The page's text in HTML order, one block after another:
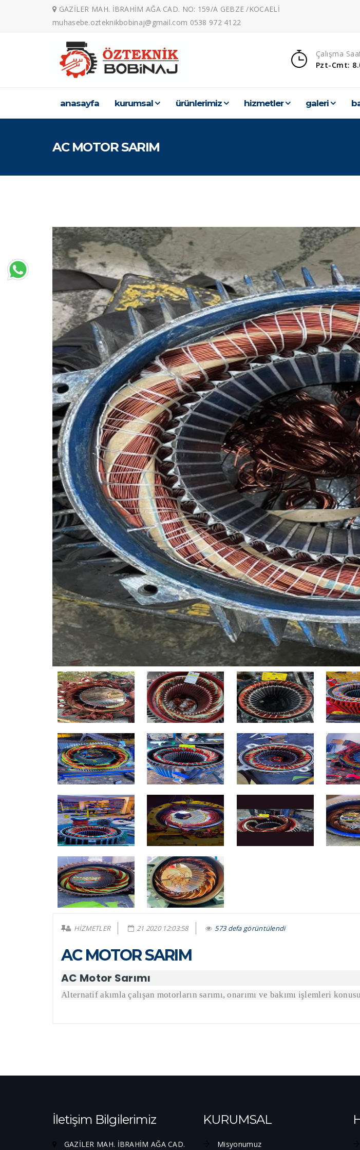
GAZİLER MAH. İBRAHİM AĞA CAD. NO: 159/A GEBZE /KOCAELİ
muhasebe.ozteknikbobinaj@gmail.com 0538 972 4122
Çalışma
Pzt-Cmt:
anasayfa kurumsal ürünleri̇mi̇z hi̇zmetler galeri̇
AC MOTOR SARIM
HİZMETLER 21 2020 12:03:58 573 defa görüntülendi
AC MOTOR SARIM
AC Motor Sarımı
Alternatif akımla çalışan motorların sarımı, onarımı ve bakımı işlemleri
İletişim Bilgilerimiz
GAZİLER MAH. İBRAHİM AĞA CAD.
KURUMSAL
Misyonumuz